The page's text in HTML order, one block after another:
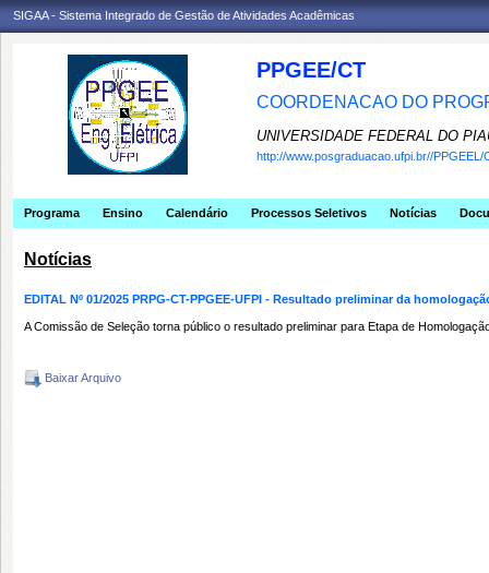
SIGAA - Sistema Integrado de Gestão de Atividades Acadêmicas
PPGEE/CT
COORDENACAO DO
UNIVERSIDADE FEDERAL DO
http://www.posgraduacao.ufpi.br//PPGEEL/
Programa Ensino Calendário Processos Seletivos Notícias
Notícias
EDITAL Nº 01/2025 PRPG-CT-PPGEE-UFPI - Resultado preliminar da
A‬‭ Comissão‬‭ de‬‭ Seleção‬‭ torna‬‭ público‬‭ o‬‭ resultado‬‭ preliminar‬‭ para‬‭ Etapa‬‭ de‬
Baixar Arquivo